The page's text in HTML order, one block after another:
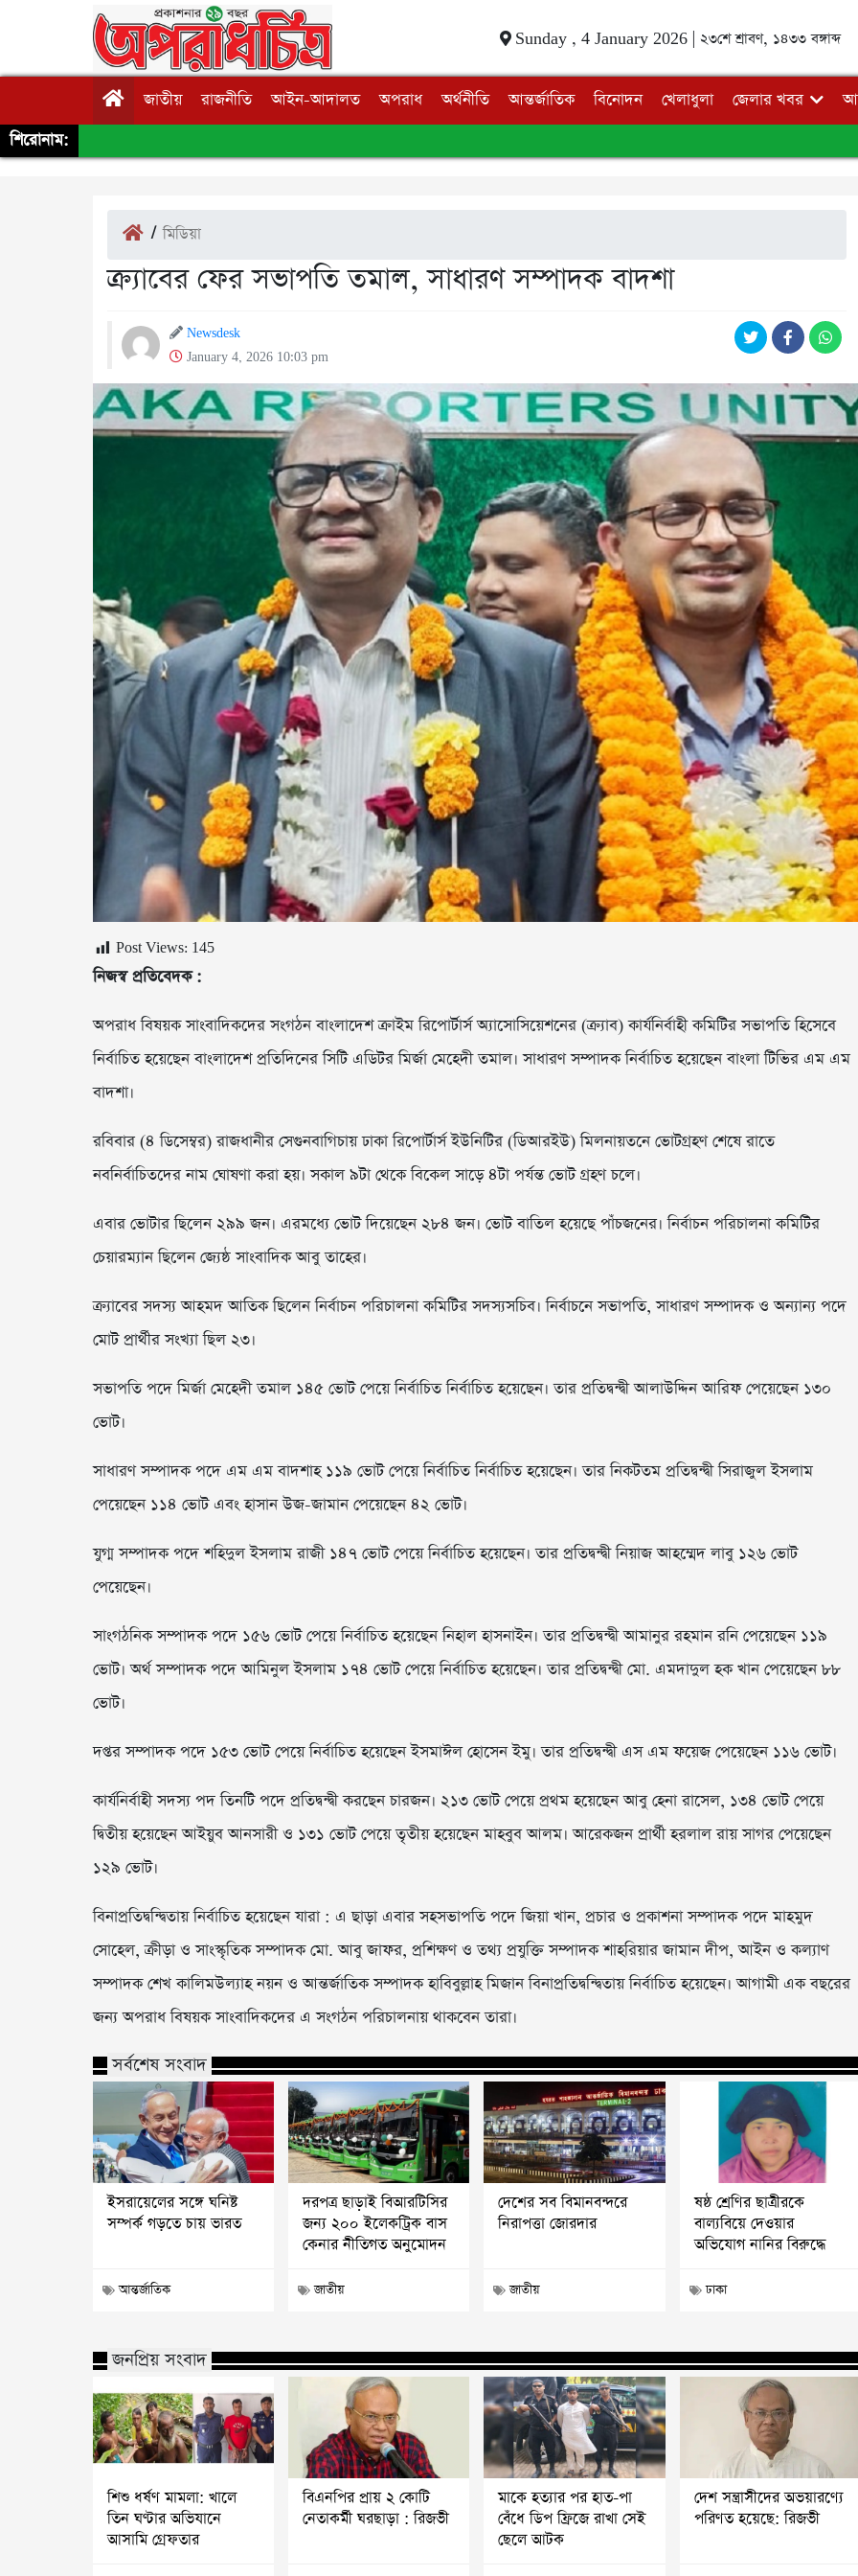
Sunday , 4 January 2026 | ২৩শে শ্রাবণ, ১৪৩৩ বঙ্গাব্দ
জাতীয় রাজনীতি আইন-আদালত অপরাধ অর্থনীতি আন্তর্জাতিক বিনোদন খেলাধুলা জেলার খবর
শিরোনাম:
/মিডিয়া
ক্র্যাবের ফের সভাপতি তমাল, সাধারণ সম্পাদক বাদশা
Newsdesk
January 4, 2026 10:03 pm
Post Views: 145
নিজস্ব প্রতিবেদক :
অপরাধ বিষয়ক সাংবাদিকদের সংগঠন বাংলাদেশ ক্রাইম রিপোর্টার্স অ্যাসোসিয়েশনের (ক্র্যাব) কার্যনির্বাহী কমিটির সভাপতি হিসেবে
নির্বাচিত হয়েছেন বাংলাদেশ প্রতিদিনের সিটি এডিটর মির্জা মেহেদী তমাল। সাধারণ সম্পাদক নির্বাচিত হয়েছেন বাংলা টিভির এম এম
বাদশা।
রবিবার (৪ ডিসেম্বর) রাজধানীর সেগুনবাগিচায় ঢাকা রিপোর্টার্স ইউনিটির (ডিআরইউ) মিলনায়তনে ভোটগ্রহণ শেষে রাতে
নবনির্বাচিতদের নাম ঘোষণা করা হয়। সকাল ৯টা থেকে বিকেল সাড়ে ৪টা পর্যন্ত ভোট গ্রহণ চলে।
এবার ভোটার ছিলেন ২৯৯ জন। এরমধ্যে ভোট দিয়েছেন ২৮৪ জন। ভোট বাতিল হয়েছে পাঁচজনের। নির্বাচন পরিচালনা কমিটির
চেয়ারম্যান ছিলেন জ্যেষ্ঠ সাংবাদিক আবু তাহের।
ক্র্যাবের সদস্য আহমদ আতিক ছিলেন নির্বাচন পরিচালনা কমিটির সদস্যসচিব। নির্বাচনে সভাপতি, সাধারণ সম্পাদক ও অন্যান্য পদে
মোট প্রার্থীর সংখ্যা ছিল ২৩।
সভাপতি পদে মির্জা মেহেদী তমাল ১৪৫ ভোট পেয়ে নির্বাচিত নির্বাচিত হয়েছেন। তার প্রতিদ্বন্দ্বী আলাউদ্দিন আরিফ পেয়েছেন ১৩০
ভোট।
সাধারণ সম্পাদক পদে এম এম বাদশাহ ১১৯ ভোট পেয়ে নির্বাচিত নির্বাচিত হয়েছেন। তার নিকটতম প্রতিদ্বন্দ্বী সিরাজুল ইসলাম
পেয়েছেন ১১৪ ভোট এবং হাসান উজ-জামান পেয়েছেন ৪২ ভোট।
যুগ্ম সম্পাদক পদে শহিদুল ইসলাম রাজী ১৪৭ ভোট পেয়ে নির্বাচিত হয়েছেন। তার প্রতিদ্বন্দ্বী নিয়াজ আহম্মেদ লাবু ১২৬ ভোট
পেয়েছেন।
সাংগঠনিক সম্পাদক পদে ১৫৬ ভোট পেয়ে নির্বাচিত হয়েছেন নিহাল হাসনাইন। তার প্রতিদ্বন্দ্বী আমানুর রহমান রনি পেয়েছেন ১১৯
ভোট। অর্থ সম্পাদক পদে আমিনুল ইসলাম ১৭৪ ভোট পেয়ে নির্বাচিত হয়েছেন। তার প্রতিদ্বন্দ্বী মো. এমদাদুল হক খান পেয়েছেন ৮৮
ভোট।
দপ্তর সম্পাদক পদে ১৫৩ ভোট পেয়ে নির্বাচিত হয়েছেন ইসমাঈল হোসেন ইমু। তার প্রতিদ্বন্দ্বী এস এম ফয়েজ পেয়েছেন ১১৬ ভোট।
কার্যনির্বাহী সদস্য পদ তিনটি পদে প্রতিদ্বন্দ্বী করছেন চারজন। ২১৩ ভোট পেয়ে প্রথম হয়েছেন আবু হেনা রাসেল, ১৩৪ ভোট পেয়ে
দ্বিতীয় হয়েছেন আইয়ুব আনসারী ও ১৩১ ভোট পেয়ে তৃতীয় হয়েছেন মাহবুব আলম। আরেকজন প্রার্থী হরলাল রায় সাগর পেয়েছেন
১২৯ ভোট।
বিনাপ্রতিদ্বন্দ্বিতায় নির্বাচিত হয়েছেন যারা : এ ছাড়া এবার সহসভাপতি পদে জিয়া খান, প্রচার ও প্রকাশনা সম্পাদক পদে মাহমুদ
সোহেল, ক্রীড়া ও সাংস্কৃতিক সম্পাদক মো. আবু জাফর, প্রশিক্ষণ ও তথ্য প্রযুক্তি সম্পাদক শাহরিয়ার জামান দীপ, আইন ও কল্যাণ
সম্পাদক শেখ কালিমউল্যাহ নয়ন ও আন্তর্জাতিক সম্পাদক হাবিবুল্লাহ মিজান বিনাপ্রতিদ্বন্দ্বিতায় নির্বাচিত হয়েছেন। আগামী এক বছরের
জন্য অপরাধ বিষয়ক সাংবাদিকদের এ সংগঠন পরিচালনায় থাকবেন তারা।
সর্বশেষ সংবাদ
ইসরায়েলের সঙ্গে ঘনিষ্ট
সম্পর্ক গড়তে চায় ভারত
আন্তর্জাতিক
দরপত্র ছাড়াই বিআরটিসির
জন্য ২০০ ইলেকট্রিক বাস
কেনার নীতিগত অনুমোদন
জাতীয়
দেশের সব বিমানবন্দরে
নিরাপত্তা জোরদার
জাতীয়
ষষ্ঠ শ্রেণির ছাত্রীরকে
বাল্যবিয়ে দেওয়ার
অভিযোগ নানির বিরুদ্ধে
ঢাকা
জনপ্রিয় সংবাদ
শিশু ধর্ষণ মামলা: খালে
তিন ঘণ্টার অভিযানে
আসামি গ্রেফতার
বিএনপির প্রায় ২ কোটি
নেতাকর্মী ঘরছাড়া : রিজভী
মাকে হত্যার পর হাত-পা
বেঁধে ডিপ ফ্রিজে রাখা সেই
ছেলে আটক
দেশ সন্ত্রাসীদের অভয়ারণ্যে
পরিণত হয়েছে: রিজভী